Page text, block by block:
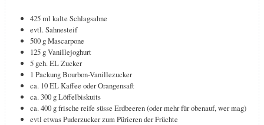
425ml kalte Schlagsahne
evtl.Sahnesteif
500 gMascarpone
125 gVanillejoghurt
5 geh. ELZucker
1 PackungBourbon-Vanillezucker
ca. 10ELKaffee oder Orangensaft
ca. 300 gLöffelbiskuits
ca. 400 gfrische reife süsse Erdbeeren (oder mehr für obenauf, wer mag)
evtl etwasPuderzucker zum Pürieren der Früchte